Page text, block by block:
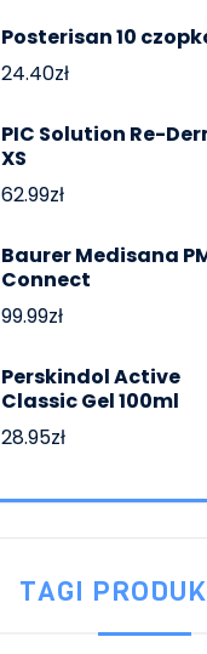
Posterisan 10
24.40zł
PIC Solution Re-
XS
62.99zł
Baurer Medisana
Connect
99.99zł
Perskindol Active
Classic Gel 100ml
28.95zł
TAGI